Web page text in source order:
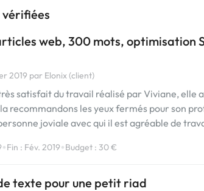
vérifiées
web, 300 mots, optimisation
2019 par Elonix (client)
satisfait du travail réalisé par Viviane, elle
recommandons les yeux fermés pour son
joviale avec qui il est agréable de
•Fin : Fév. 2019•Budget : 30 €
texte pour une petit riad